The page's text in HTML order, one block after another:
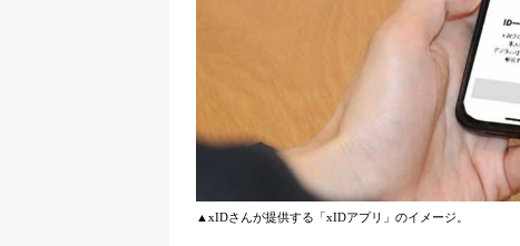
▲xIDさんが提供する「xIDアプリ」のイメージ。